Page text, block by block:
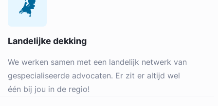
Landelijke dekking
We werken samen met een landelijk netwerk van
gespecialiseerde advocaten. Er zit er altijd wel
één bij jou in de regio!